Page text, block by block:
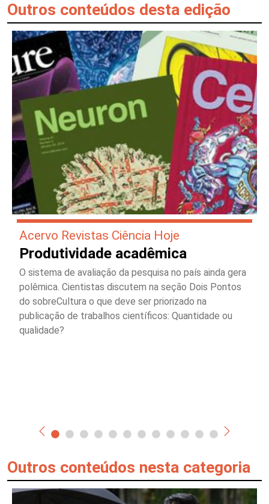
Outros conteúdos desta edição
Acervo Revistas Ciência Hoje
Produtividade acadêmica
O sistema de avaliação da pesquisa no país ainda gera
polêmica. Cientistas discutem na seção Dois Pontos
do sobreCultura o que deve ser priorizado na
publicação de trabalhos científicos: Quantidade ou
qualidade?
Outros conteúdos nesta categoria